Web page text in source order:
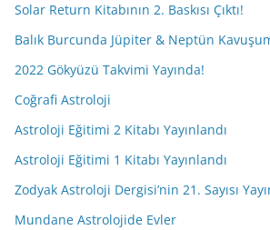
Solar Return Kitabının 2. Baskısı Çıktı!
Balık Burcunda Jüpiter & Neptün
2022 Gökyüzü Takvimi Yayında!
Coğrafi Astroloji
Astroloji Eğitimi 2 Kitabı Yayınlandı
Astroloji Eğitimi 1 Kitabı Yayınlandı
Zodyak Astroloji Dergisi’nin 21. Sayısı
Mundane Astrolojide Evler